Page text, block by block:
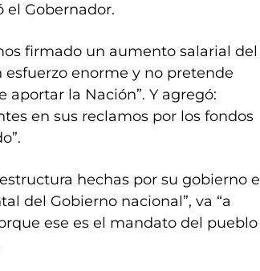
el Gobernador.
firmado un aumento salarial del
enorme y no pretende
la Nación”. Y agregó:
en sus reclamos por los fondos
hechas por su gobierno e
del Gobierno nacional”, va “a
ese es el mandato del pueblo